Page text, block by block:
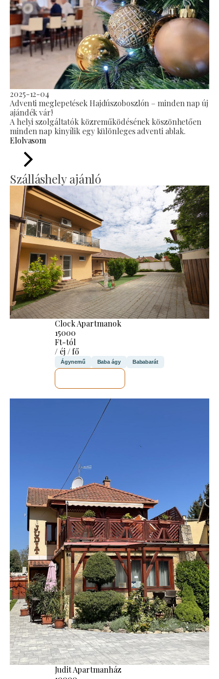
2025-12-04
Adventi meglepetések Hajdúszoboszlón – minden nap új
ajándék vár!
A helyi szolgáltatók közreműködésének köszönhetően
minden nap kinyílik egy különleges adventi ablak.
Elolvasom
Szálláshely ajánló
Clock Apartmanok
15000
Ft-tól
/ éj / fő
Ágynemű Baba ágy Bababarát
Judit Apartmanház